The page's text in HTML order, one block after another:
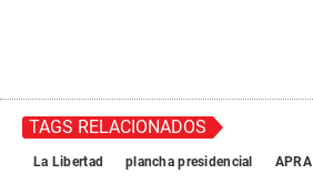
TAGS RELACIONADOS
La Libertad plancha presidencial APRA